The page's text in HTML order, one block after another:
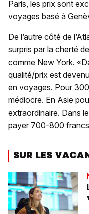
Paris, les prix sont
voyages basé à
De l’autre côté de
surpris par la cherté
comme New York.
qualité/prix est
en voyages. Pour
médiocre. En Asie
extraordinaire. Dans
payer 700-800
SUR LES